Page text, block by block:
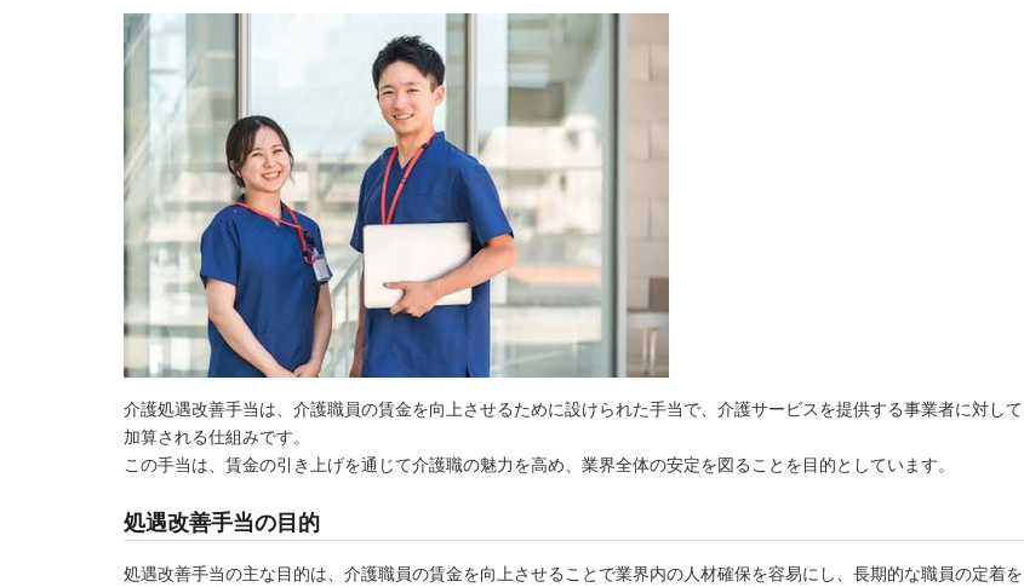
介護処遇改善手当は、介護職員の賃金を向上させるために設けられた手当で、介護サービスを提供する事業者に対して
加算される仕組みです。
この手当は、賃金の引き上げを通じて介護職の魅力を高め、業界全体の安定を図ることを目的としています。
処遇改善手当の目的
処遇改善手当の主な目的は、介護職員の賃金を向上させることで業界内の人材確保を容易にし、長期的な職員の定着を